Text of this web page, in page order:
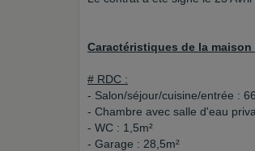
Caractéristiques de la maison
# RDC :
- Salon/séjour/cuisine/entrée :
- Chambre avec salle d'eau
- WC : 1,5m²
- Garage : 28,5m²